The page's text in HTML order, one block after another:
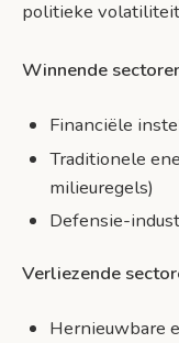
politieke
Winnende
Financiële
Traditionele
milieuregels)
Defensie-
Verliezende
Hernieuwbare